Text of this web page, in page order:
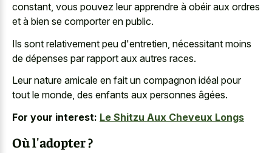
constant, vous pouvez leur apprendre à obéir aux ordres
et à bien se comporter en public.
Ils sont relativement peu d'entretien, nécessitant moins
de dépenses par rapport aux autres races.
Leur nature amicale en fait un compagnon idéal pour
tout le monde, des enfants aux personnes âgées.
For your interest: Le Shitzu Aux Cheveux Longs
Où l'adopter ?